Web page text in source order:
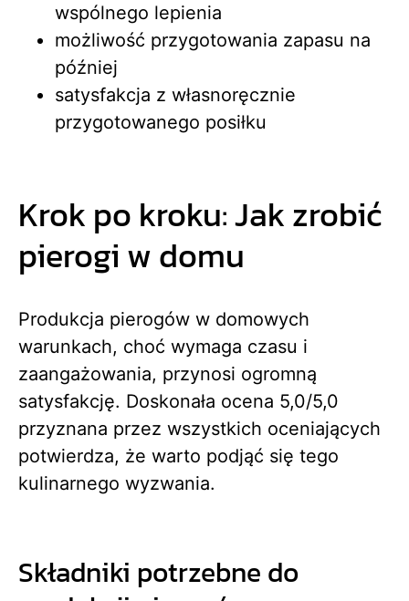
wspólnego lepienia
możliwość przygotowania zapasu na
później
satysfakcja z własnoręcznie
przygotowanego posiłku
Krok po kroku: Jak zrobić
pierogi w domu
Produkcja pierogów w domowych
warunkach, choć wymaga czasu i
zaangażowania, przynosi ogromną
satysfakcję. Doskonała ocena 5,0/5,0
przyznana przez wszystkich oceniających
potwierdza, że warto podjąć się tego
kulinarnego wyzwania.
Składniki potrzebne do